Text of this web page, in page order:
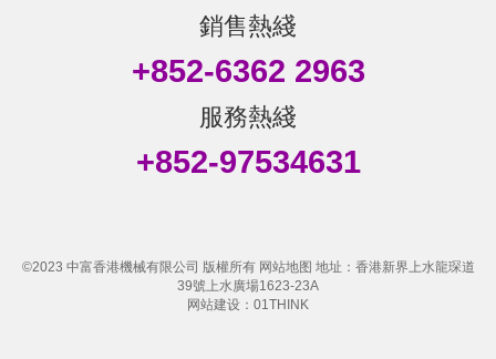
銷售熱綫
+852-6362 2963
服務熱綫
+852-97534631
©2023 中富香港機械有限公司 版權所有 网站地图 地址：香港新界上水龍琛道
39號上水廣場1623-23A
网站建设：01THINK